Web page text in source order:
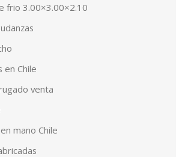
frio 3.00×3.00×2.10
en Chile
venta
mano Chile